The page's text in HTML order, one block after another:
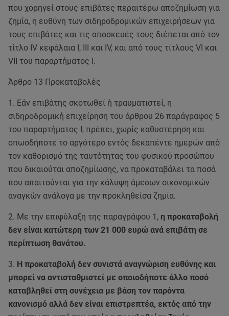
που χορηγεί στους επιβάτες περαιτέρω αποζημίωση για
ζημία, η ευθύνη των σιδηροδρομικών επιχειρήσεων για
τους επιβάτες και τις αποσκευές τους διέπεται από τον
τίτλο IV κεφάλαια Ι, ΙΙΙ και IV, και από τους τίτλους VI και
VII του παραρτήματος Ι.
Άρθρο 13 Προκαταβολές
1. Εάν επιβάτης σκοτωθεί ή τραυματιστεί, η
σιδηροδρομική επιχείρηση του άρθρου 26 παράγραφος 5
του παραρτήματος Ι, πρέπει, χωρίς καθυστέρηση και
οπωσδήποτε το αργότερο εντός δεκαπέντε ημερών από
τον καθορισμό της ταυτότητας του φυσικού προσώπου
που δικαιούται αποζημίωσης, να προκαταβάλει τα ποσά
που απαιτούνται για την κάλυψη άμεσων οικονομικών
αναγκών ανάλογα με την προκληθείσα ζημία.
2. Με την επιφύλαξη της παραγράφου 1, η προκαταβολή
δεν είναι κατώτερη των 21 000 ευρώ ανά επιβάτη σε
περίπτωση θανάτου.
3. Η προκαταβολή δεν συνιστά αναγνώριση ευθύνης και
μπορεί να αντισταθμιστεί με οποιοδήποτε άλλο ποσό
καταβληθεί στη συνέχεια με βάση τον παρόντα
κανονισμό αλλά δεν είναι επιστρεπτέα, εκτός από την